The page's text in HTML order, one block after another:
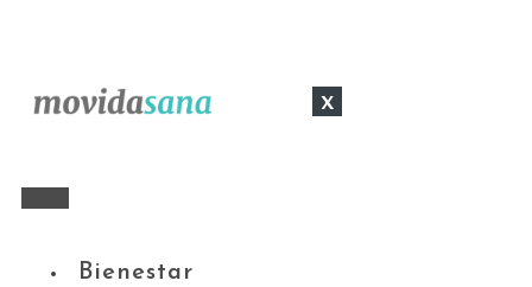
x
Bienestar